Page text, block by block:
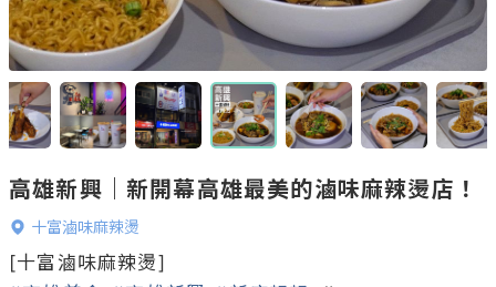
高雄新興｜新開幕高雄最美的滷味麻辣燙店！
十富滷味麻辣燙